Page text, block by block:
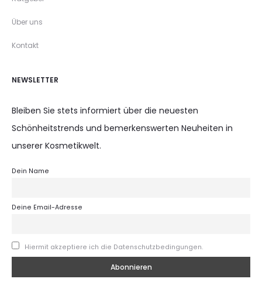
Über uns
Kontakt
NEWSLETTER
Bleiben Sie stets informiert über die neuesten
Schönheitstrends und bemerkenswerten Neuheiten in
unserer Kosmetikwelt.
Dein Name
Deine Email-Adresse
Hiermit akzeptiere ich die Datenschutzbedingungen.